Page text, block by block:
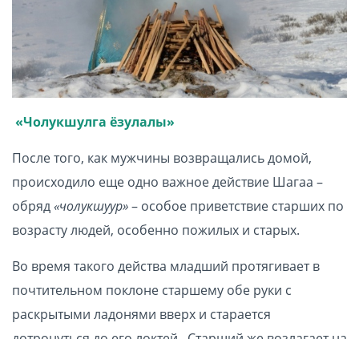
«Чолукшулга ёзулалы»
После того, как мужчины возвращались домой,
происходило еще одно важное действие Шагаа –
обряд«чолукшуур»– особое приветствие старших по
возрасту людей, особенно пожилых и старых.
Во время такого действа младший протягивает в
почтительном поклоне старшему обе руки с
раскрытыми ладонями вверх и старается